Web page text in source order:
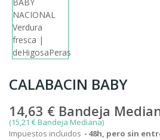
CALABACIN BABY
14,63 € Bandeja
(15,21 € Bandeja Mediana)
Impuestos incluidos
48h, pero sin